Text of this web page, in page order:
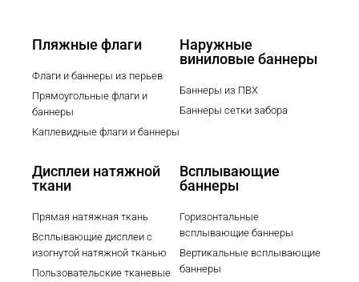
Пляжные флаги
Флаги и баннеры из перьев
Прямоугольные флаги и
баннеры
Каплевидные флаги и баннеры
Наружные
виниловые баннеры
Баннеры из ПВХ
Баннеры сетки забора
Дисплеи натяжной
ткани
Прямая натяжная ткань
Всплывающие дисплеи с
изогнутой натяжной тканью
Пользовательские тканевые
Всплывающие
баннеры
Горизонтальные
всплывающие баннеры
Вертикальные всплывающие
баннеры